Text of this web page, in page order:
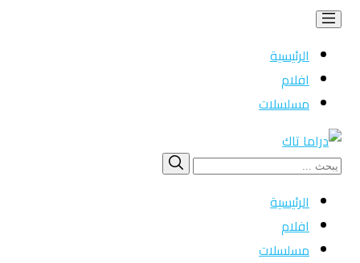
الرئيسية
افلام
مسلسلات
Search
بحث
الرئيسية
افلام
مسلسلات